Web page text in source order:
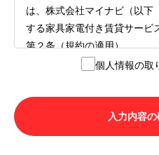
は、株式会社マイナビ（以下
する家具家電付き賃貸サービ
第２条（規約の適用）
１.本サービスを利用する者
LIVINGご契約にあたり取得
て」の内容をすべて承諾した
の意思表示は、本サービスを
個人情報の取
入力内容